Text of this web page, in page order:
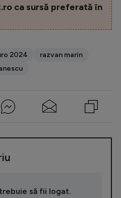
ca sursă preferată în
2024
razvan marin
să fii logat.